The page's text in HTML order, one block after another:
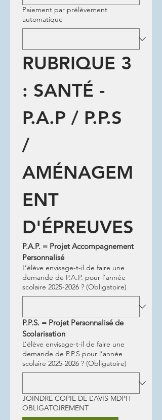
Paiement par prélèvement
automatique
RUBRIQUE 3
: SANTÉ -
P.A.P / P.P.S
/
AMÉNAGEM
ENT
D'ÉPREUVES
P.A.P. = Projet Accompagnement
Personnalisé
L’élève envisage-t-il de faire une
demande de P.A.P. pour l’année
scolaire 2025-2026 ? (Obligatoire)
P.P.S. = Projet Personnalisé de
Scolarisation
L’élève envisage-t-il de faire une
demande de P.P.S pour l’année
scolaire 2025-2026 ? (Obligatoire)
JOINDRE COPIE DE L’AVIS MDPH
OBLIGATOIREMENT